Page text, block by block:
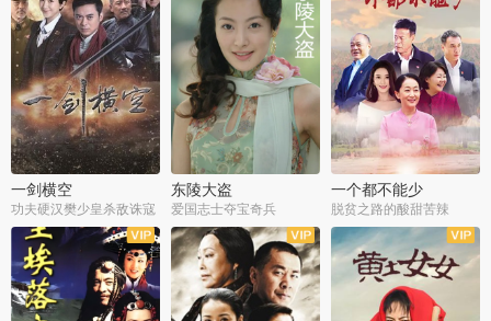
一剑横空
功夫硬汉樊少皇杀敌诛寇
东陵大盗
爱国志士夺宝奇兵
一个都不能少
脱贫之路的酸甜苦辣
全25集
全50集 全23集